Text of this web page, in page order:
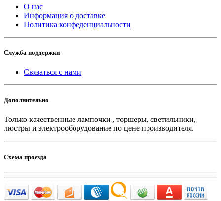
О нас
Информация о доставке
Политика конфеденциальности
Служба поддержки
Связаться с нами
Дополнительно
Только качественные лампочки , торшеры, светильники,
люстры и электрооборудование по цене производителя.
Схема проезда